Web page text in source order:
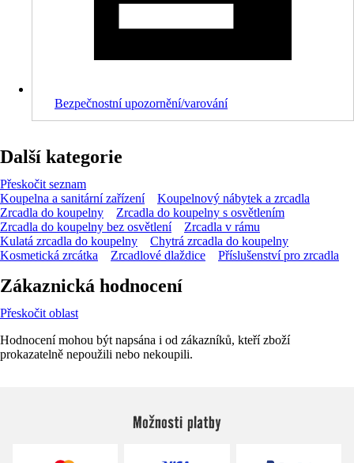
Bezpečnostní upozornění/varování
Další kategorie
Přeskočit seznam
Koupelna a sanitární zařízení
Koupelnový nábytek a zrcadla
Zrcadla do koupelny
Zrcadla do koupelny s osvětlením
Zrcadla do koupelny bez osvětlení
Zrcadla v rámu
Kulatá zrcadla do koupelny
Chytrá zrcadla do koupelny
Kosmetická zrcátka
Zrcadlové dlaždice Příslušenství pro zrcadla
Zákaznická hodnocení
Přeskočit oblast
Hodnocení mohou být napsána i od zákazníků, kteří zboží
prokazatelně nepoužili nebo nekoupili.
Možnosti platby